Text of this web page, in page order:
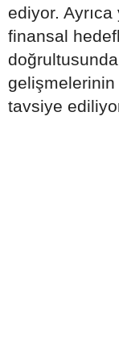
ediyor. Ayrıca
finansal
tavsiye